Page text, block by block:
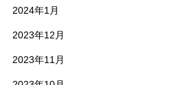
2024年1月
2023年12月
2023年11月